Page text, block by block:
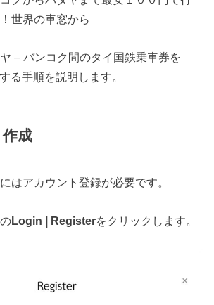
世界の車窓から
– バンコク間のタイ国鉄乗車券を
る手順を説明します。
成
はアカウント登録が必要です。
Login | Registerをクリックします。